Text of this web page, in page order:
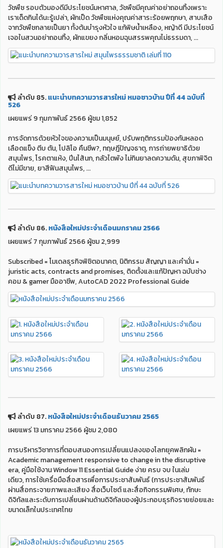
วัชพืช รอบตัวมองดีมีประโยชน์มหาศาล, วัชพืชมีคุณค่าอย่าถอนทิ้งเพราะ
เราเด็ดกินได้นะรู้เปล่า, ผักเป็ด วัชพืชแห่งคุณค่าสาระร้อยพฤกษา, สาบเสือ
จากวัชพืชกลายเป็นยา ทั้งต้นบำรุงหัวใจ แก้พิษน้ำเหลือง, หญ้าดี มีประโยชน์
เจอในสวนอย่าถอนทิ้ง, ผักแขยง กลิ่นหอมฉุนสรรพคุณไม่ธรรมดา, ...
ลำดับ 85.แนะนำบทความวารสารใหม่ หมอชาวบ้าน ปีที่ 44 ฉบับที่
526
เผยแพร่ 9 กุมภาพันธ์ 2566 ผู้ชม 1,852
การจัดการด้วยหัวใจของความเป็นมนุษย์, ปรับพฤติกรรมป้องกันหลอด
เลือดแข็ง ตีบ ตัน, โปลิโอ คืนชีพ?, ทฤษฎีปัญจธาตุ, การถ่ายพยาธิด้วย
สมุนไพร, โรคตาแห้ง, ปีนไส้นก, กลัวไตพัง ไม่กินยาลดความดัน, สุขภาพิจิต
ดีไม่มีขาย, ยาสีฟันสมุนไพร, ...
ลำดับ 86.หนังสือใหม่ประจำเดือนมกราคม 2566
เผยแพร่ 7 กุมภาพันธ์ 2566 ผู้ชม 2,999
Subscribed = โมเดลธุรกิจพิชิตอนาคต, นิติกรรม สัญญา และคำมั่น =
juristic acts, contracts and promises, ติดตั้งและแก้ปัญหา ฉบับช่าง
คอม & gamer มืออาชีพ, AutoCAD 2022 Professional Guide
ลำดับ 87.หนังสือใหม่ประจำเดือนธันวาคม 2565
เผยแพร่ 13 มกราคม 2566 ผู้ชม 2,080
การบริหารวิชาการที่ตอบสนองการเปลี่ยนแปลงของโลกยุคพลิกผัน =
Academic management responsive to change in the disruptive
era, คู่มือใช้งาน Window 11 Essential Guide ง่าย ครบ จบ ในเล่ม
เดียว, การใช้เครื่อมือสื่อสารเพื่อการประชาสัมพันธ์ (การประชาสัมพันธ์
ผ่านสื่อกระจายภาพและเสียง สื่อเว็บไซต์ และสื่อกิจกรรมพิเศษ, ทักษะ
ดิจิทัลและระดับการเปลี่ยนผ่านด้านดิจิทัลของผู้ประกอบธุรกิจรายย่อยและ
ขนาดเล็กในประเทศไทย